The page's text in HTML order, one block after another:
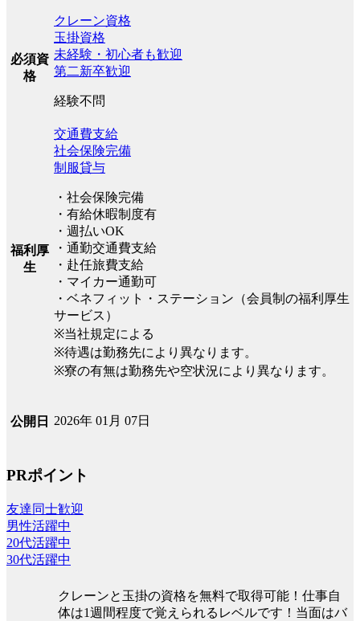
必須資
格
クレーン資格
玉掛資格
未経験・初心者も歓迎
第二新卒歓迎
経験不問
福利厚
生
交通費支給
社会保険完備
制服貸与
・社会保険完備
・有給休暇制度有
・週払いOK
・通勤交通費支給
・赴任旅費支給
・マイカー通勤可
・ベネフィット・ステーション（会員制の福利厚生
サービス）
※当社規定による
※待遇は勤務先により異なります。
※寮の有無は勤務先や空状況により異なります。
公開日 2026年 01月 07日
PRポイント
友達同士歓迎
男性活躍中
20代活躍中
30代活躍中
クレーンと玉掛の資格を無料で取得可能！仕事自
体は1週間程度で覚えられるレベルです！当面はバ